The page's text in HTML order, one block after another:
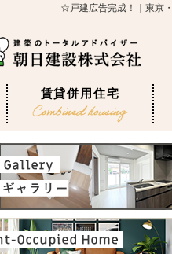
☆戸建広告完成！｜東京
賃貸併用住宅